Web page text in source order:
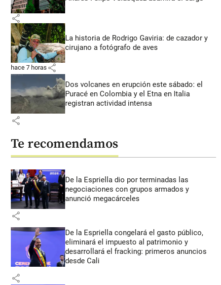
share
La historia de Rodrigo Gaviria: de cazador y
cirujano a fotógrafo de aves
hace 7 horas share
Dos volcanes en erupción este sábado: el
Puracé en Colombia y el Etna en Italia
registran actividad intensa
share
Te recomendamos
De la Espriella dio por terminadas las
negociaciones con grupos armados y
anunció megacárceles
share
De la Espriella congelará el gasto público,
eliminará el impuesto al patrimonio y
desarrollará el fracking: primeros anuncios
desde Cali
share